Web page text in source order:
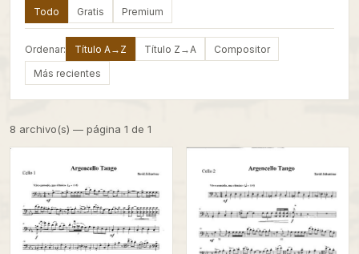
Todo Gratis Premium
Ordenar: Título A→Z Título Z→A
Compositor
Más recientes
8 archivo(s) — página 1 de 1